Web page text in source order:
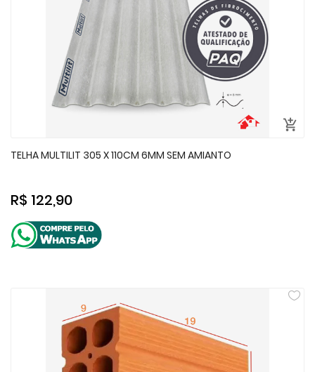
TELHA MULTILIT 305 X 110CM 6MM SEM AMIANTO
R$ 122,90